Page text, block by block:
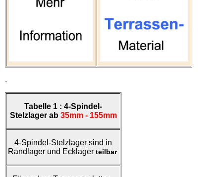
.
Tabelle 1 : 4-Spindel-
Stelzlager ab 35mm - 155mm
4-Spindel-Stelzlager sind in
Randlager und Ecklager teilbar